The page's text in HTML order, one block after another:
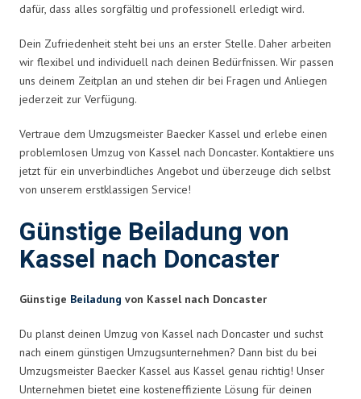
dafür, dass alles sorgfältig und professionell erledigt wird.
Dein Zufriedenheit steht bei uns an erster Stelle. Daher arbeiten
wir flexibel und individuell nach deinen Bedürfnissen. Wir passen
uns deinem Zeitplan an und stehen dir bei Fragen und Anliegen
jederzeit zur Verfügung.
Vertraue dem Umzugsmeister Baecker Kassel und erlebe einen
problemlosen Umzug von Kassel nach Doncaster. Kontaktiere uns
jetzt für ein unverbindliches Angebot und überzeuge dich selbst
von unserem erstklassigen Service!
Günstige Beiladung von
Kassel nach Doncaster
Günstige Beiladung von Kassel nach Doncaster
Du planst deinen Umzug von Kassel nach Doncaster und suchst
nach einem günstigen Umzugsunternehmen? Dann bist du bei
Umzugsmeister Baecker Kassel aus Kassel genau richtig! Unser
Unternehmen bietet eine kosteneffiziente Lösung für deinen